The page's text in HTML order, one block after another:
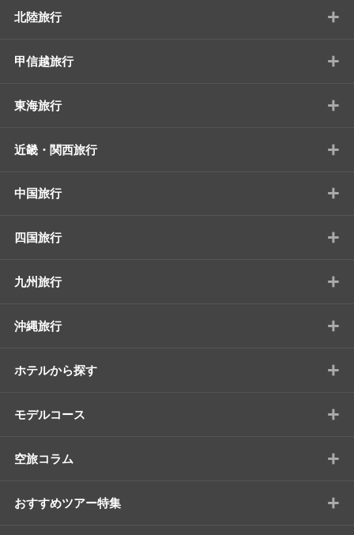
北陸旅行 +
甲信越旅行 +
東海旅行 +
近畿・関西旅行 +
中国旅行 +
四国旅行 +
九州旅行 +
沖縄旅行 +
ホテルから探す +
モデルコース +
空旅コラム +
おすすめツアー特集
+